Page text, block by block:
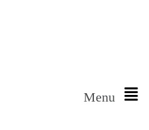
Menu